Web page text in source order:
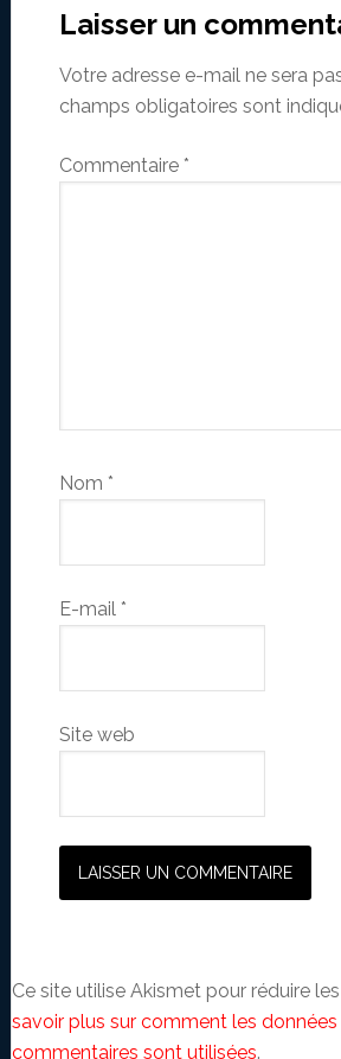
Interactions
Laisser un
Votre adresse e-mail ne sera
champs obligatoires sont
Commentaire *
Nom *
E-mail *
Site web
Ce site utilise Akismet pour réduire
savoir plus sur comment les
commentaires sont utilisées.